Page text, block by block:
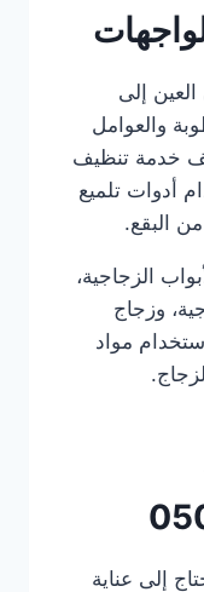
إلى
والعوامل
خدمة تنظيف
أدوات تلميع
من البقع.
الزجاجية،
وزجاج
مواد
إلى عناية